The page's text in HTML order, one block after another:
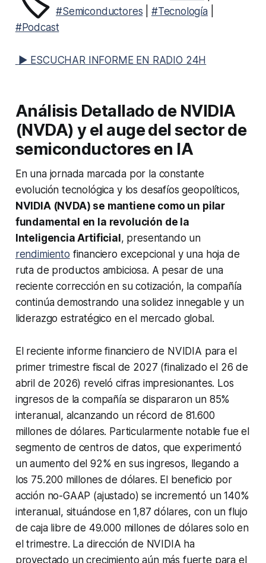
#Semiconductores
#Tecnología
#Podcast
▶ ESCUCHAR INFORME EN RADIO 24H
Análisis Detallado de NVIDIA
(NVDA) y el auge del sector de
semiconductores en IA
En una jornada marcada por la constante
evolución tecnológica y los desafíos geopolíticos,
NVIDIA (NVDA) se mantiene como un pilar
fundamental en la revolución de la
Inteligencia Artificial, presentando un
rendimiento financiero excepcional y una hoja de
ruta de productos ambiciosa. A pesar de una
reciente corrección en su cotización, la compañía
continúa demostrando una solidez innegable y un
liderazgo estratégico en el mercado global.
El reciente informe financiero de NVIDIA para el
primer trimestre fiscal de 2027 (finalizado el 26 de
abril de 2026) reveló cifras impresionantes. Los
ingresos de la compañía se dispararon un 85%
interanual, alcanzando un récord de 81.600
millones de dólares. Particularmente notable fue el
segmento de centros de datos, que experimentó
un aumento del 92% en sus ingresos, llegando a
los 75.200 millones de dólares. El beneficio por
acción no-GAAP (ajustado) se incrementó un 140%
interanual, situándose en 1,87 dólares, con un flujo
de caja libre de 49.000 millones de dólares solo en
el trimestre. La dirección de NVIDIA ha
proyectado un crecimiento aún más fuerte para el